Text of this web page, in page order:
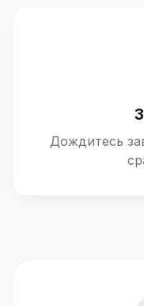
Дождитесь